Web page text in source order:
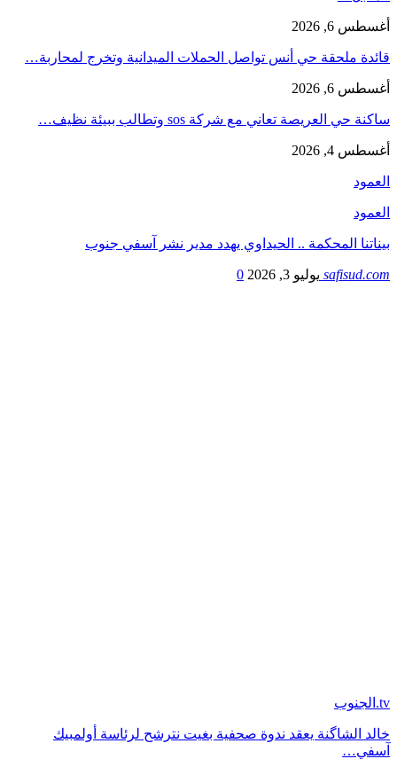
أغسطس 6, 2026
قائدة ملحقة حي أنس تواصل الحملات الميدانية وتخرج لمحاربة…
أغسطس 6, 2026
ساكنة حي العريصة تعاني مع شركة sos وتطالب ببيئة نظيف…
أغسطس 4, 2026
العمود
العمود
بيناتنا المحكمة .. الحيداوي يهدد مدير نشر آسفي جنوب
safisud.com يوليو 3, 2026 0
tv.الجنوب
خالد الشاگنة يعقد ندوة صحفية بغيت نترشح لرئاسة أولمبيك
آسفي…